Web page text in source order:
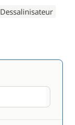
Dessalinisateur